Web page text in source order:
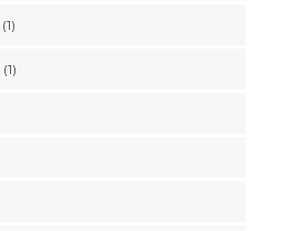
(1)
(1)